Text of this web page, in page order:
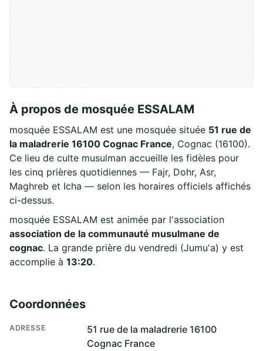
À propos de mosquée ESSALAM
mosquée ESSALAM est une mosquée située 51 rue de
la maladrerie 16100 Cognac France, Cognac (16100).
Ce lieu de culte musulman accueille les fidèles pour
les cinq prières quotidiennes — Fajr, Dohr, Asr,
Maghreb et Icha — selon les horaires officiels affichés
ci-dessus.
mosquée ESSALAM est animée par l'association
association de la communauté musulmane de
cognac. La grande prière du vendredi (Jumu'a) y est
accomplie à 13:20.
Coordonnées
ADRESSE
51 rue de la maladrerie 16100
Cognac France